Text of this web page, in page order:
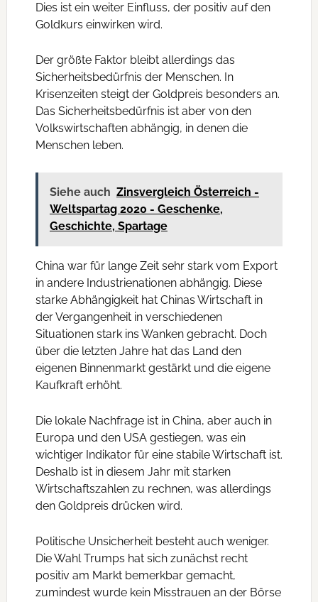
Dies ist ein weiter Einfluss, der positiv auf den
Goldkurs einwirken wird.
Der größte Faktor bleibt allerdings das
Sicherheitsbedürfnis der Menschen. In
Krisenzeiten steigt der Goldpreis besonders an.
Das Sicherheitsbedürfnis ist aber von den
Volkswirtschaften abhängig, in denen die
Menschen leben.
Siehe auch Zinsvergleich Österreich -
Weltspartag 2020 - Geschenke,
Geschichte, Spartage
China war für lange Zeit sehr stark vom Export
in andere Industrienationen abhängig. Diese
starke Abhängigkeit hat Chinas Wirtschaft in
der Vergangenheit in verschiedenen
Situationen stark ins Wanken gebracht. Doch
über die letzten Jahre hat das Land den
eigenen Binnenmarkt gestärkt und die eigene
Kaufkraft erhöht.
Die lokale Nachfrage ist in China, aber auch in
Europa und den USA gestiegen, was ein
wichtiger Indikator für eine stabile Wirtschaft ist.
Deshalb ist in diesem Jahr mit starken
Wirtschaftszahlen zu rechnen, was allerdings
den Goldpreis drücken wird.
Politische Unsicherheit besteht auch weniger.
Die Wahl Trumps hat sich zunächst recht
positiv am Markt bemerkbar gemacht,
zumindest wurde kein Misstrauen an der Börse